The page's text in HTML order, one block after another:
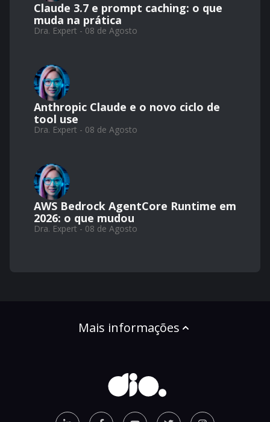
Claude 3.7 e prompt caching: o que
muda na prática
Dra. Expert - 08 de Agosto
Anthropic Claude e o novo ciclo de
tool use
Dra. Expert - 08 de Agosto
AWS Bedrock AgentCore Runtime em
2026: o que mudou
Dra. Expert - 08 de Agosto
Mais informações